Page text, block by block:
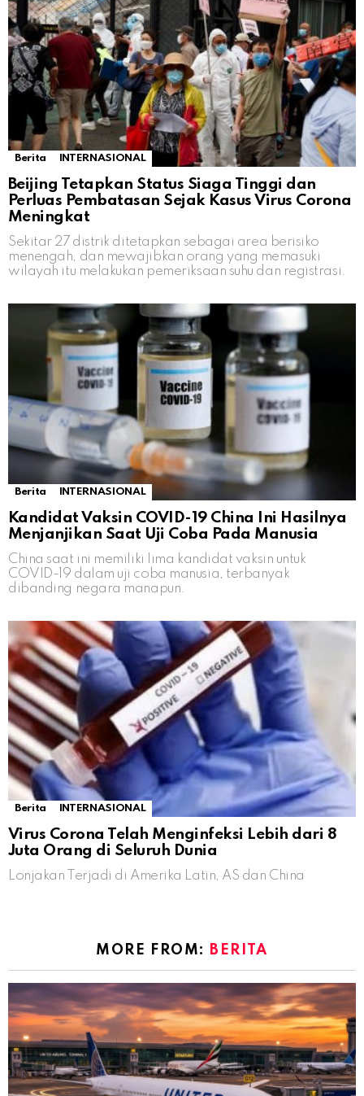
Berita INTERNASIONAL
Beijing Tetapkan Status Siaga Tinggi dan
Perluas Pembatasan Sejak Kasus Virus Corona
Meningkat
Sekitar 27 distrik ditetapkan sebagai area berisiko
menengah, dan mewajibkan orang yang memasuki
wilayah itu melakukan pemeriksaan suhu dan registrasi.
Berita INTERNASIONAL
Kandidat Vaksin COVID-19 China Ini Hasilnya
Menjanjikan Saat Uji Coba Pada Manusia
China saat ini memiliki lima kandidat vaksin untuk
COVID-19 dalam uji coba manusia, terbanyak
dibanding negara manapun.
Berita INTERNASIONAL
Virus Corona Telah Menginfeksi Lebih dari 8
Juta Orang di Seluruh Dunia
Lonjakan Terjadi di Amerika Latin, AS dan China
MORE FROM: BERITA